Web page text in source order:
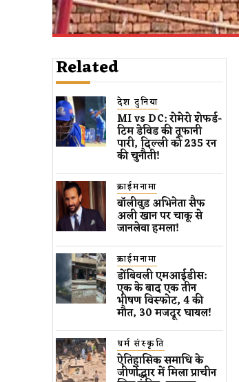
Related
देश दुनिया
MI vs DC: रोमेरो शेफर्ड-
टिम डेविड की तूफानी
पारी, दिल्ली को 235 रन
की चुनौती!
क्राईमनामा
बॉलीवुड​ अभिनेता सैफ
अली खान पर चाकू से ​
जानलेवा हमला​!
क्राईमनामा
डोंबिवली एमआईडीस:
एक के बाद एक तीन
भीषण विस्फोट, 4 की
मौत, 30 मजदूर घायल!
धर्म संस्कृति
ऐतिहासिक समाधि के
जीर्णोद्धार में मिला प्राचीन